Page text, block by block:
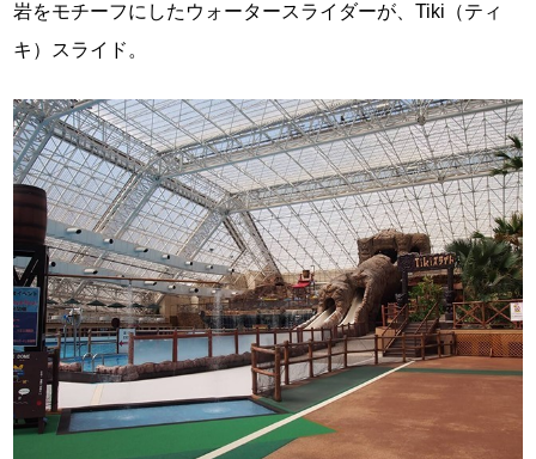
岩をモチーフにしたウォータースライダーが、Tiki（ティ
キ）スライド。